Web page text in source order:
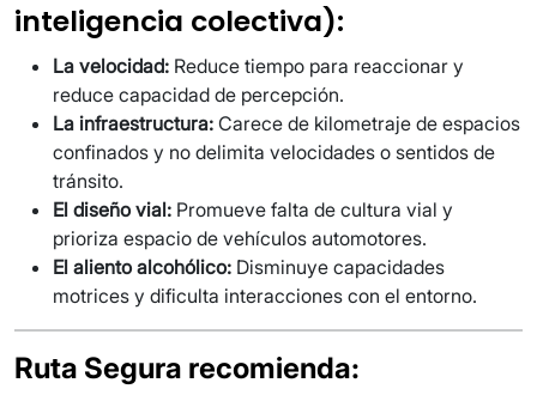
inteligencia colectiva):
La velocidad: Reduce tiempo para reaccionar y
reduce capacidad de percepción.
La infraestructura: Carece de kilometraje de espacios
confinados y no delimita velocidades o sentidos de
tránsito.
El diseño vial: Promueve falta de cultura vial y
prioriza espacio de vehículos automotores.
El aliento alcohólico: Disminuye capacidades
motrices y dificulta interacciones con el entorno.
Ruta Segura recomienda: